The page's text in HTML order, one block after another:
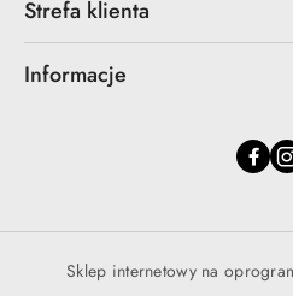
Strefa klienta
Informacje
Sklep internetowy na